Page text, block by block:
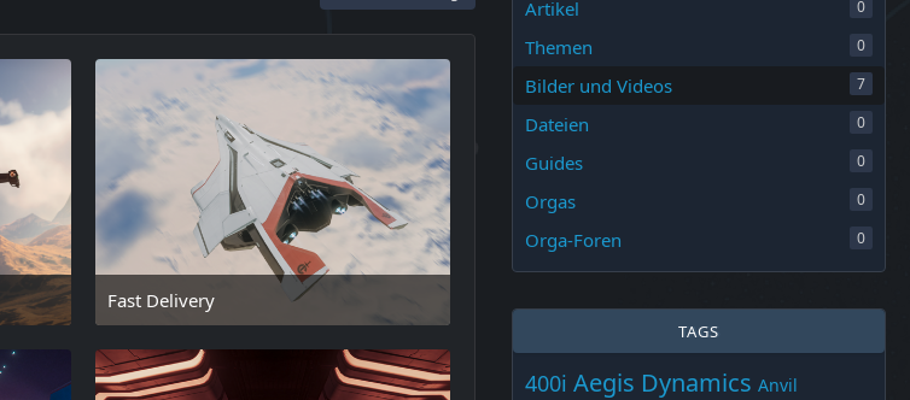
Fast Delivery
18. Februar 2025 um 15:43
Artikel 0
Themen 0
Bilder und Videos 7
Dateien 0
Guides 0
Orgas 0
Orga-Foren 0
TAGS
400i Aegis Dynamics Anvil